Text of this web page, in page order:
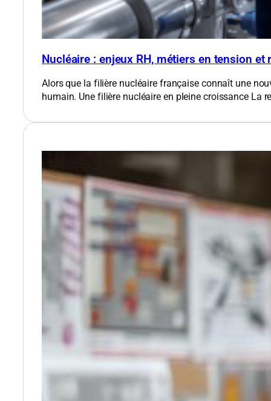
Nucléaire : enjeux RH, métiers en tension et
Alors que la filière nucléaire française connaît une
humain. Une filière nucléaire en pleine croissance​ La